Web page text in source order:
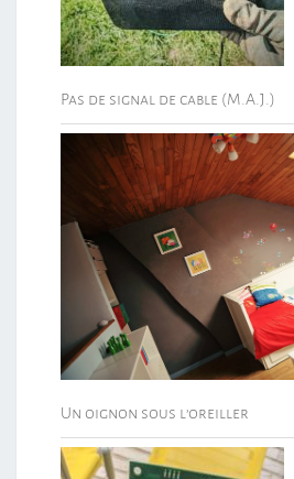
Pas de signal de cable (M.A.J.)
Un oignon sous l’oreiller